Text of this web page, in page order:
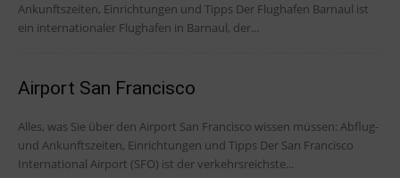
Ankunftszeiten, Einrichtungen und Tipps Der Flughafen Barnaul ist
ein internationaler Flughafen in Barnaul, der...
Airport San Francisco
Alles, was Sie über den Airport San Francisco wissen müssen: Abflug-
und Ankunftszeiten, Einrichtungen und Tipps Der San Francisco
International Airport (SFO) ist der verkehrsreichste...